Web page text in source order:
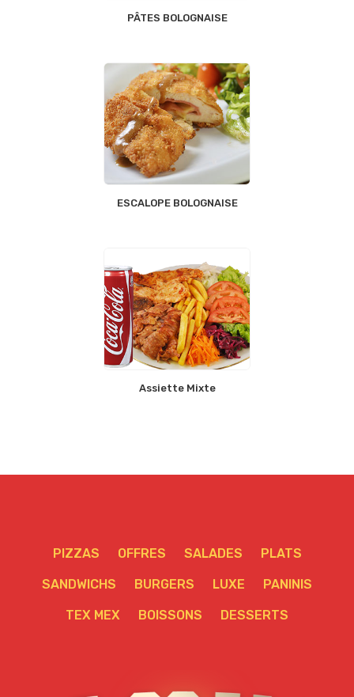
PÂTES BOLOGNAISE
ESCALOPE BOLOGNAISE
Assiette Mixte
PIZZAS OFFRES SALADES PLATS
SANDWICHS BURGERS LUXE PANINIS
TEX MEX BOISSONS DESSERTS